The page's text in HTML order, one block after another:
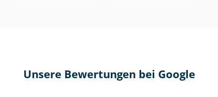
Unsere Bewertungen bei Google